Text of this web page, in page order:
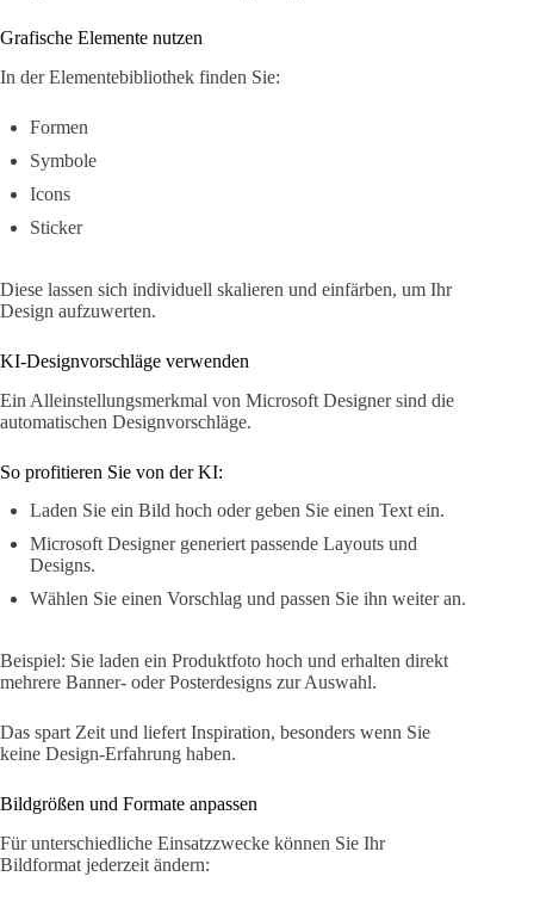
Grafische Elemente nutzen
In der Elementebibliothek finden Sie:
Formen
Symbole
Icons
Sticker
Diese lassen sich individuell skalieren und einfärben, um Ihr
Design aufzuwerten.
KI-Designvorschläge verwenden
Ein Alleinstellungsmerkmal von Microsoft Designer sind die
automatischen Designvorschläge.
So profitieren Sie von der KI:
Laden Sie ein Bild hoch oder geben Sie einen Text ein.
Microsoft Designer generiert passende Layouts und
Designs.
Wählen Sie einen Vorschlag und passen Sie ihn weiter an.
Beispiel: Sie laden ein Produktfoto hoch und erhalten direkt
mehrere Banner- oder Posterdesigns zur Auswahl.
Das spart Zeit und liefert Inspiration, besonders wenn Sie
keine Design-Erfahrung haben.
Bildgrößen und Formate anpassen
Für unterschiedliche Einsatzzwecke können Sie Ihr
Bildformat jederzeit ändern: